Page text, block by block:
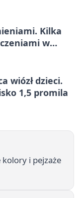
Kilka
w
wiózł dzieci.
1,5 promila
i pejzaże